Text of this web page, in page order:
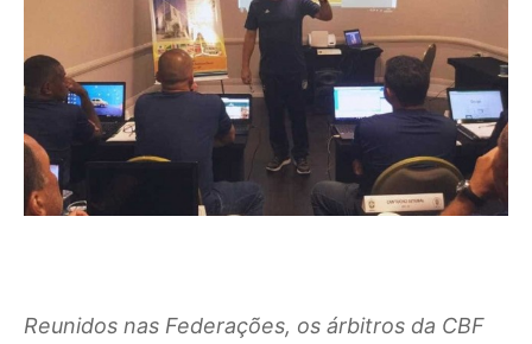
Reunidos nas Federações, os árbitros da CBF